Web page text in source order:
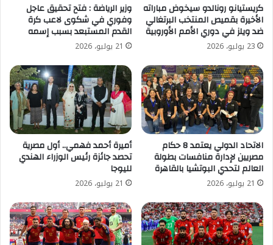
كريستيانو رونالدو سيخوض مباراته
الأخيرة بقميص المنتخب البرتغالي
ضد ويلز في دوري الأمم الأوروبية
23 يوليو، 2026
وزير الرياضة : فتح تحقيق عاجل
وفوري في شكوى لاعب كرة
القدم المستبعد بسبب إسمه
21 يوليو، 2026
الاتحاد الدولي يعتمد 8 حكام
مصريين لإدارة منافسات بطولة
العالم لتحدي البوتشيا بالقاهرة
21 يوليو، 2026
أميرة أحمد فهمي.. أول مصرية
تحصد جائزة رئيس الوزراء الهندي
لليوجا
21 يوليو، 2026